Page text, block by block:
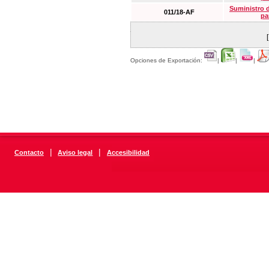
011/18-AF
Suministro
Opciones de Exportación: | | |
Contacto | Aviso legal | Accesibilidad